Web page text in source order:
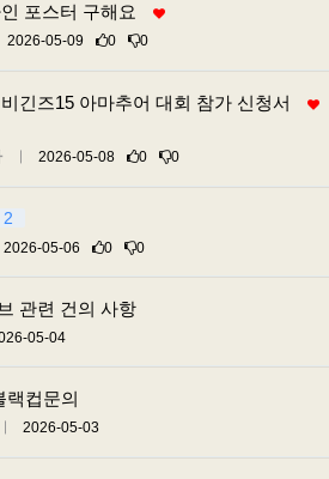
포스터 구해요
2026-05-09 0 0
긴즈15 아마추어 대회 참가 신청서
2026-05-08 0 0
2
2026-05-06 0 0
관련 건의 사항
05-04
랙컵문의
2026-05-03